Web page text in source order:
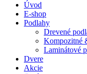
Úvod
E-shop
Podlahy
Drevené
Kompozitné
Laminátové
Dvere
Akcie